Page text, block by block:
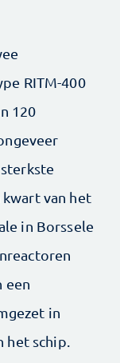
RITM-400
120
van het
in Borssele
een
in
schip.